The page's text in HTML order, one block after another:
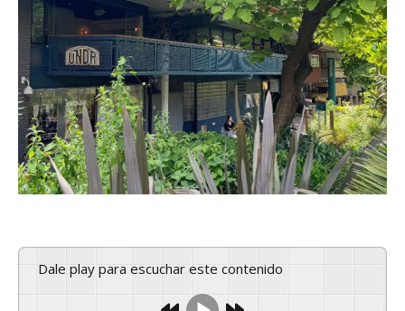
Dale play para escuchar este contenido